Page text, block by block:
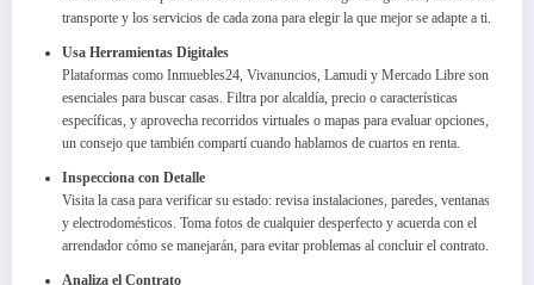
transporte y los servicios de cada zona para elegir la que mejor se adapte a ti.
Usa Herramientas Digitales
Plataformas como Inmuebles24, Vivanuncios, Lamudi y Mercado Libre son
esenciales para buscar casas. Filtra por alcaldía, precio o características
específicas, y aprovecha recorridos virtuales o mapas para evaluar opciones,
un consejo que también compartí cuando hablamos de cuartos en renta.
Inspecciona con Detalle
Visita la casa para verificar su estado: revisa instalaciones, paredes, ventanas
y electrodomésticos. Toma fotos de cualquier desperfecto y acuerda con el
arrendador cómo se manejarán, para evitar problemas al concluir el contrato.
Analiza el Contrato